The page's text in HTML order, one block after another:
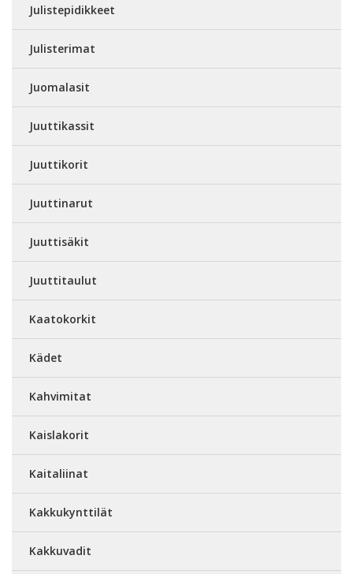
Julistepidikkeet
Julisterimat
Juomalasit
Juuttikassit
Juuttikorit
Juuttinarut
Juuttisäkit
Juuttitaulut
Kaatokorkit
Kädet
Kahvimitat
Kaislakorit
Kaitaliinat
Kakkukynttilät
Kakkuvadit